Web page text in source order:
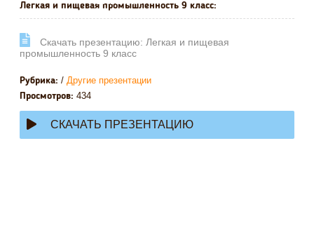
Легкая и пищевая промышленность 9 класс:
Cкачать презентацию: Легкая и пищевая
промышленность 9 класс
Рубрика: / Другие презентации
Просмотров: 434
СКАЧАТЬ ПРЕЗЕНТАЦИЮ